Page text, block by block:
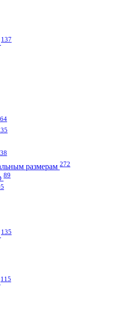
137
размерам 272
89
135
115